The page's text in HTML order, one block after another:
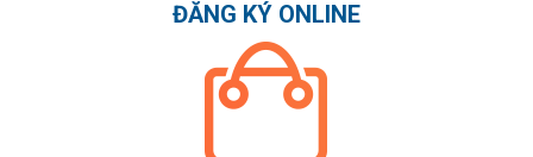
ĐĂNG KÝ ONLINE